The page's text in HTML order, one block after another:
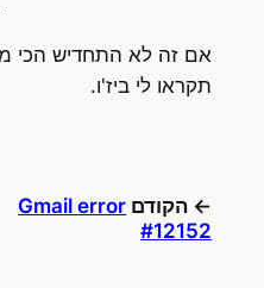
אם זה לא התחדיש הכי
תקראו לי ביז'ו.
← הקודם Gmail error
#12152